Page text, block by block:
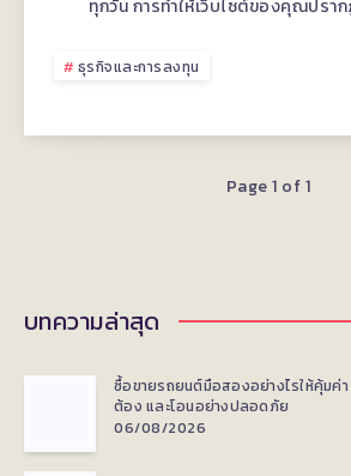
ทำ
SEO
สาย
เลือก
จาก
อะไร
ทุกวัน การทำให้เว็บไซต์ของคุณปรา
ธุรกิจและการลงทุน
Page 1 of 1
บทความล่าสุด
ซื้อขายรถยนต์มือสองอย่างไรให้คุ้มค่
ต้อง และโอนอย่างปลอดภัย
06/08/2026